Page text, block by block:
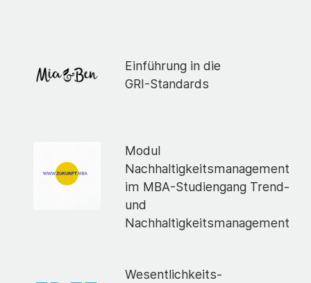
Einführung in die
GRI-Standards
Modul
Nachhaltigkeitsmanagement
im MBA-Studiengang Trend-
und
Nachhaltigkeitsmanagement
Wesentlichkeits-